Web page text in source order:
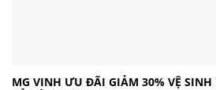
MG VINH ƯU ĐÃI GIẢM 30% VỆ SINH